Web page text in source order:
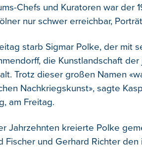
Chefs und Kuratoren war der
nur schwer erreichbar,
starb Sigmar Polke, der mit
die Kunstlandschaft
Trotz dieser großen Namen
Nachkriegskunst», sagte
am Freitag.
Jahrzehnten kreierte Polke
Fischer und Gerhard Richter